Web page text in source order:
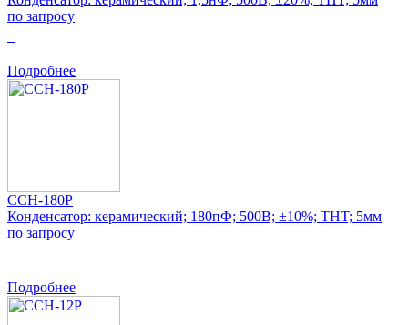
по запросу
Подробнее
CCH-180P
Конденсатор: керамический; 180пФ; 500В; ±10%; THT; 5мм
по запросу
Подробнее